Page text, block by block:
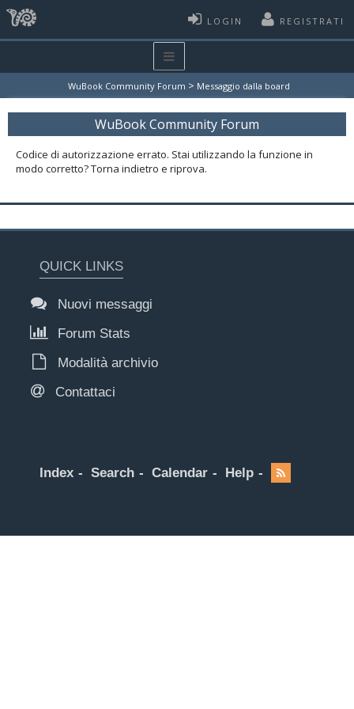
LOGIN REGISTRATI
WuBook Community Forum > Messaggio dalla board
WuBook Community Forum
Codice di autorizzazione errato. Stai utilizzando la funzione in
modo corretto? Torna indietro e riprova.
QUICK LINKS
Nuovi messaggi
Forum Stats
Modalità archivio
Contattaci
Index Search Calendar Help